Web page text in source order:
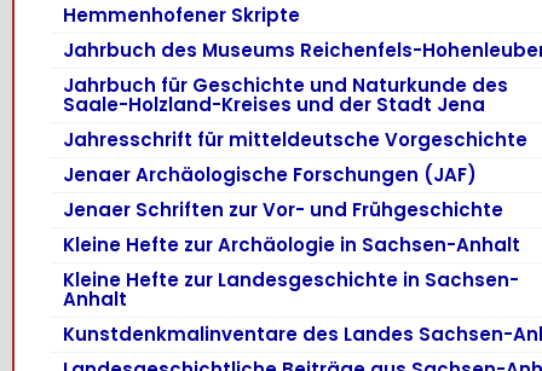
Hemmenhofener Skripte
Jahrbuch des Museums Reichenfels-
Jahrbuch für Geschichte und Naturkunde des
Saale-Holzland-Kreises und der Stadt Jena
Jahresschrift für mitteldeutsche Vorgeschichte
Jenaer Archäologische Forschungen (JAF)
Jenaer Schriften zur Vor- und Frühgeschichte
Kleine Hefte zur Archäologie in Sachsen-Anhalt
Kleine Hefte zur Landesgeschichte in Sachsen-
Anhalt
Kunstdenkmalinventare des Landes Sachsen-